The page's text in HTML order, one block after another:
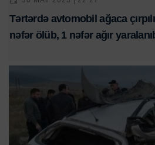
Tərtərdə avtomobil ağaca
nəfər ölüb, 1 nəfər ağır